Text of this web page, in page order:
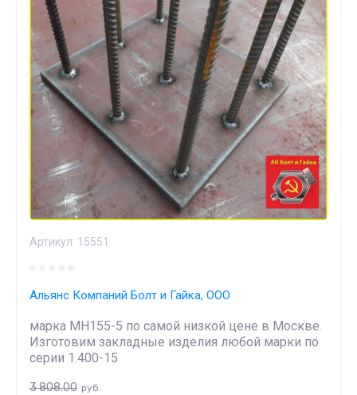
Артикул: 15551
Альянс Компаний Болт и Гайка, ООО
марка МН155-5 по самой низкой цене в Москве.
Изготовим закладные изделия любой марки по
серии 1.400-15
3 808.00 руб.